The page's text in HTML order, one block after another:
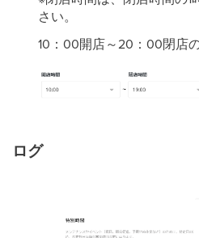
さい。
10：00開店～20：00閉店
ログ